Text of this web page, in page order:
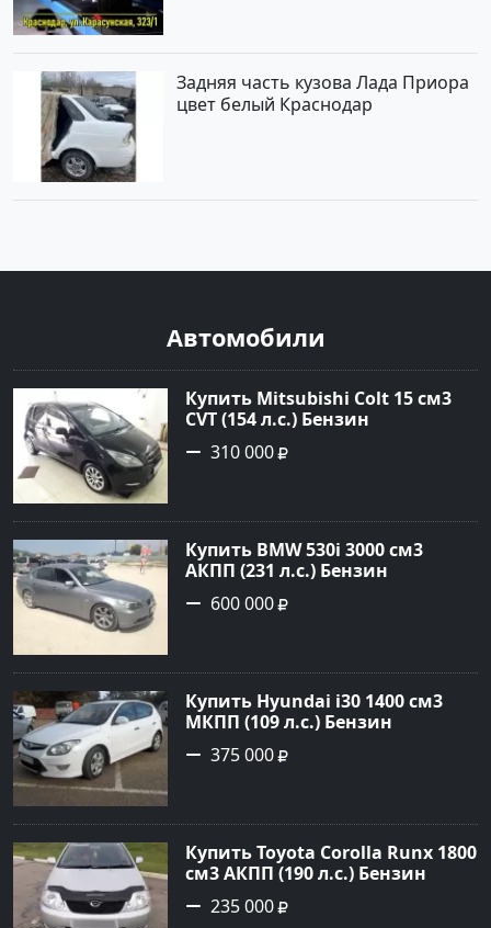
Задняя часть кузова Лада Приора
цвет белый Краснодар
Автомобили
Купить Mitsubishi Colt 15 см3
CVT (154 л.с.) Бензин
турбонаддув в Краснодар:
цвет Чёрный металик Хетчбэк
сайте Авторынок23
310 000
Купить BMW 530i 3000 см3
АКПП (231 л.с.) Бензин
инжектор в Новороссийск:
цвет серый Седан 2004 года по
Авторынок23
600 000
Купить Hyundai i30 1400 см3
МКПП (109 л.с.) Бензин
инжектор в Кропоткин: цвет
белый Хетчбэк 2011 года по
Авторынок23
375 000
Купить Toyota Corolla Runx 1800
см3 АКПП (190 л.с.) Бензин
инжектор в Тихорецк: цвет
Серый Хетчбэк 2002 года по
235 000